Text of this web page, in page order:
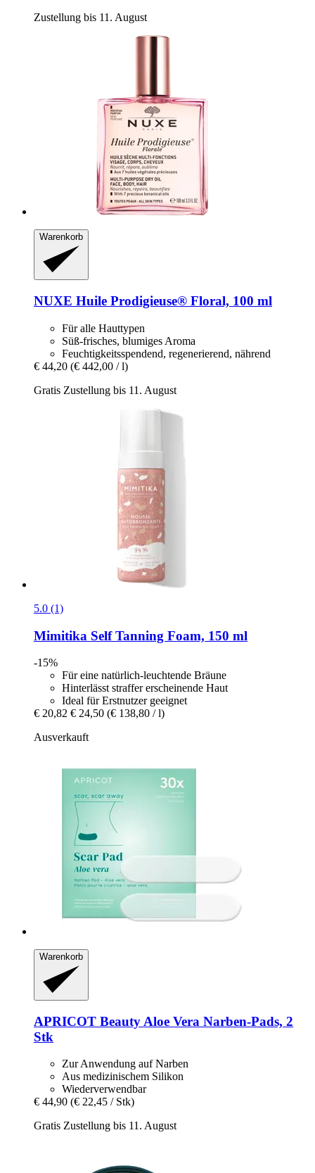
Zustellung bis 11. August
Warenkorb
NUXE Huile Prodigieuse® Floral, 100 ml
Für alle Hauttypen
Süß-frisches, blumiges Aroma
Feuchtigkeitsspendend, regenerierend, nährend
€ 44,20 (€ 442,00 / l)
Gratis Zustellung bis 11. August
5.0 (1)
Mimitika Self Tanning Foam, 150 ml
-15%
Für eine natürlich-leuchtende Bräune
Hinterlässt straffer erscheinende Haut
Ideal für Erstnutzer geeignet
€ 20,82 € 24,50 (€ 138,80 / l)
Ausverkauft
Warenkorb
APRICOT Beauty Aloe Vera Narben‑Pads, 2
Stk
Zur Anwendung auf Narben
Aus medizinischem Silikon
Wiederverwendbar
€ 44,90 (€ 22,45 / Stk)
Gratis Zustellung bis 11. August